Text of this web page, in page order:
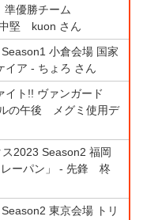
準優勝チーム
中堅 kuon さん
小倉会場 国家
イア - ちょろ さん
イト!! ヴァンガード
の午後 メグミ使用デ
2023 Season2 福岡
ーパン」 - 先鋒 柊
東京会場 トリ